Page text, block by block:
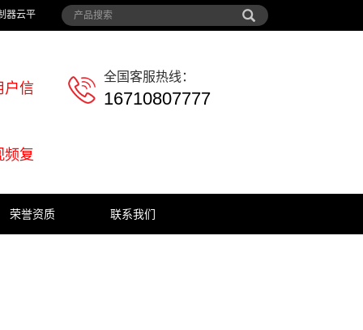
器云平
户信
频复
全国客服热线：
16710807777
荣誉资质 联系我们